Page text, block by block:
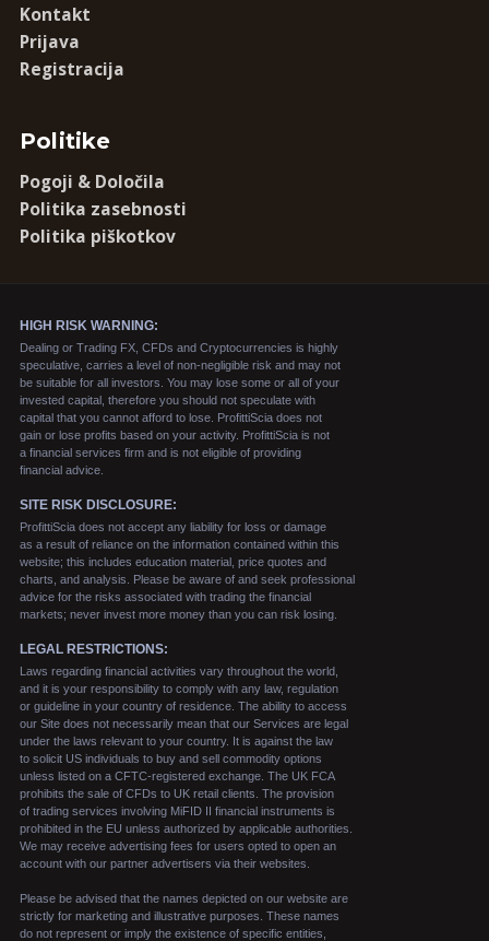
Kontakt
Prijava
Registracija
Politike
Pogoji & Določila
Politika zasebnosti
Politika piškotkov